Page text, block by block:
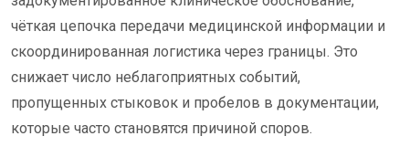
чёткая цепочка передачи медицинской информации и
скоординированная логистика через границы. Это
снижает число неблагоприятных событий,
пропущенных стыковок и пробелов в документации,
которые часто становятся причиной споров.